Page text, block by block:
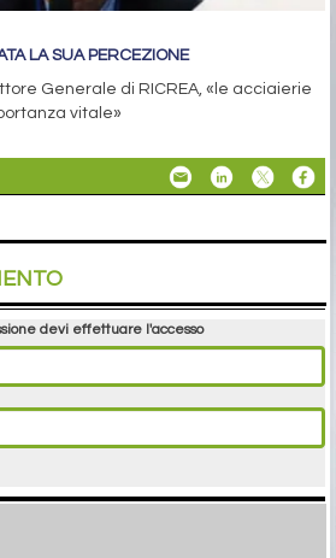
LA SUA PERCEZIONE
Generale di RICREA, «le acciaierie
vitale»
devi effettuare l'accesso